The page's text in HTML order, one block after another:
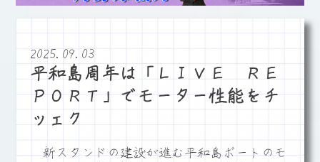
2025.09.03
平和島周年は「ＬＩＶＥ ＲＥ
ＰＯＲＴ」でモーター性能をチ
ッェク
新スタンドの建設が進む平和島ボートのモ